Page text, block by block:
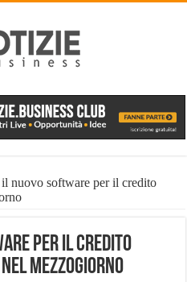
nuovo software per il credito
per il credito
Mezzogiorno